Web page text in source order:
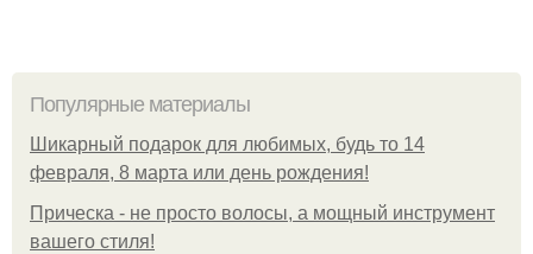
Популярные материалы
Шикарный подарок для любимых, будь то 14
февраля, 8 марта или день рождения!
Прическа - не просто волосы, а мощный инструмент
вашего стиля!